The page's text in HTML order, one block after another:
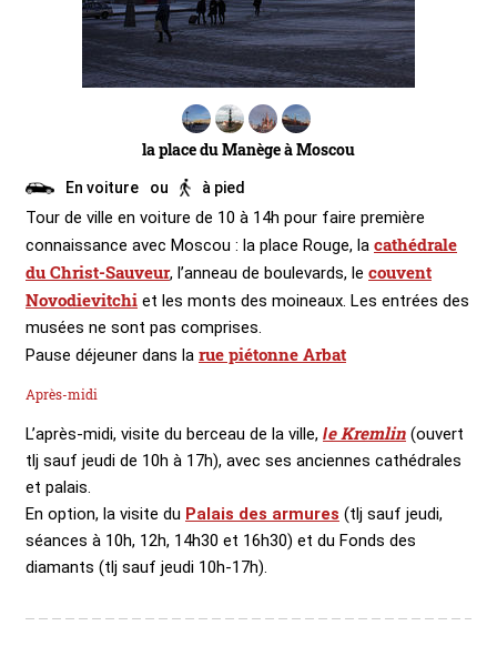
la place du Manège à Moscou
En voiture ou à pied
Tour de ville en voiture de 10 à 14h pour faire première
connaissance avec Moscou : la place Rouge, la cathédrale
du Christ-Sauveur, l’anneau de boulevards, le couvent
Novodievitchi et les monts des moineaux. Les entrées des
musées ne sont pas comprises.
Pause déjeuner dans la rue piétonne Arbat
Après-midi
L’après-midi, visite du berceau de la ville, le Kremlin (ouvert
tlj sauf jeudi de 10h à 17h), avec ses anciennes cathédrales
et palais.
En option, la visite du Palais des armures (tlj sauf jeudi,
séances à 10h, 12h, 14h30 et 16h30) et du Fonds des
diamants (tlj sauf jeudi 10h-17h).